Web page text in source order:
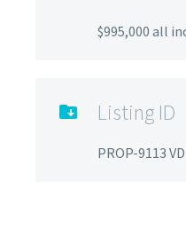
$995,000 all
 Listing ID
PROP-9113 VD